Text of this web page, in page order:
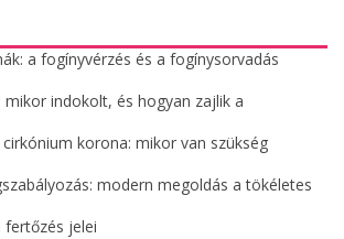
a fogínyvérzés és a fogínysorvadás
indokolt, és hogyan zajlik a
korona: mikor van szükség
modern megoldás a tökéletes
fertőzés jelei